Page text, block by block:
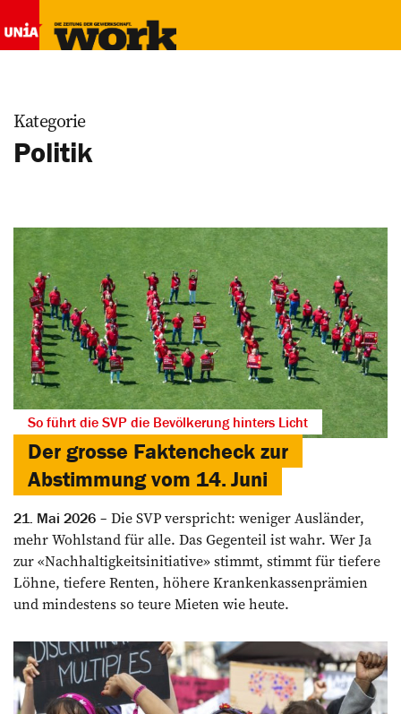
Kategorie
Politik
So führt die SVP die Bevölkerung hinters Licht
Der grosse Faktencheck zur
Abstimmung vom 14. Juni
21. Mai 2026
Die SVP verspricht: weniger Ausländer,
mehr Wohlstand für alle. Das Gegenteil ist wahr. Wer Ja
zur «Nachhaltigkeitsinitiative» stimmt, stimmt für tiefere
Löhne, tiefere Renten, höhere Krankenkassenprämien
und mindestens so teure Mieten wie heute.